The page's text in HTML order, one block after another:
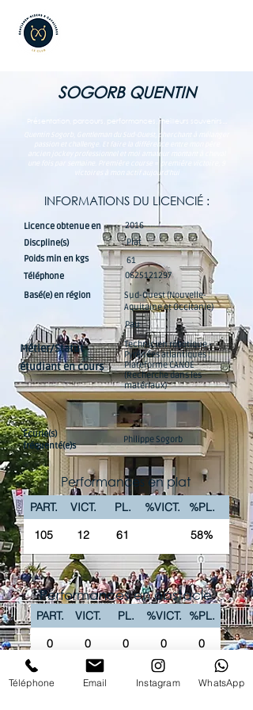
SOGORB QUENTIN
Présentation, parcours, performances, meilleurs souvenirs...
Quentin Sogorb, Gentleman du Sud-Ouest, cherchant à mélanger
passion et challenge. Et faire la différence entre mon père
ancien jockey professionnel et moi amateur montant à cheval
une fois par semaine. Première course = première victoire, 9
victoires à mon actif aujourd'hui
INFORMATIONS DU LICENCIÉ :
Licence obtenue en
2016
Discpline(s)
Plat
Poids min en kgs
61
Téléphone
0625121297
Basé(e) en région
Sud-Ouest (Nouvelle-
Aquitaine et Occitanie)
Pau
Métier/Statut
étudiant en cours
Technicien robotique -
Pyrénées atlantiques :
Plateforme CANOE
(Recherche dans les
matériaux)
Écurie(s)
fréquenté(e)s
Philippe Sogorb
Performances en plat
PART. VICT. PL. %VICT.
%PL.
105
12 61 58%
Performances en obstacle
PART. VICT. PL. %VICT.
%PL.
0
0 0 0 0
La chaîne Youtube du Club vous propose
Téléphone Email Instagram WhatsApp